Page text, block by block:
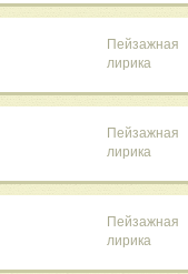
Пейзажная
лирика
Пейзажная
лирика
Пейзажная
лирика